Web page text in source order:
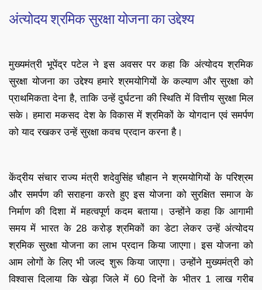
अंत्योदय श्रमिक सुरक्षा योजना का उद्देश्य
मुख्यमंत्री भूपेंद्र पटेल ने इस अवसर पर कहा कि अंत्योदय श्रमिक
सुरक्षा योजना का उद्देश्य हमारे श्रमयोगियों के कल्याण और सुरक्षा को
प्राथमिकता देना है, ताकि उन्हें दुर्घटना की स्थिति में वित्तीय सुरक्षा मिल
सके। हमारा मकसद देश के विकास में श्रमिकों के योगदान एवं समर्पण
को याद रखकर उन्हें सुरक्षा कवच प्रदान करना है।
केंद्रीय संचार राज्य मंत्री शदेवुसिंह चौहान ने श्रमयोगियों के परिश्रम
और समर्पण की सराहना करते हुए इस योजना को सुरक्षित समाज के
निर्माण की दिशा में महत्वपूर्ण कदम बताया। उन्होंने कहा कि आगामी
समय में भारत के 28 करोड़ श्रमिकों का डेटा लेकर उन्हें अंत्योदय
श्रमिक सुरक्षा योजना का लाभ प्रदान किया जाएगा। इस योजना को
आम लोगों के लिए भी जल्द शुरू किया जाएगा। उन्होंने मुख्यमंत्री को
विश्वास दिलाया कि खेड़ा जिले में 60 दिनों के भीतर 1 लाख गरीब